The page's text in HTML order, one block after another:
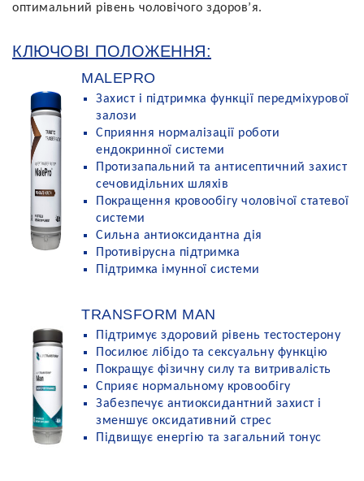
оптимальний рівень чоловічого здоров’я.
КЛЮЧОВІ ПОЛОЖЕННЯ:
MALEPRO
Захист і підтримка функції передміхурової
залози
Сприяння нормалізації роботи
ендокринної системи
Протизапальний та антисептичний захист
сечовидільних шляхів
Покращення кровообігу чоловічої статевої
системи
Сильна антиоксидантна дія
Противірусна підтримка
Підтримка імунної системи
TRANSFORM MAN
Підтримує здоровий рівень тестостерону
Посилює лібідо та сексуальну функцію
Покращує фізичну силу та витривалість
Сприяє нормальному кровообігу
Забезпечує антиоксидантний захист і
зменшує оксидативний стрес
Підвищує енергію та загальний тонус